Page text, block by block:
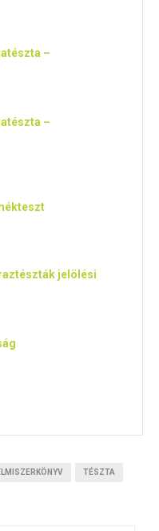
–
–
jelölési
TÉSZTA